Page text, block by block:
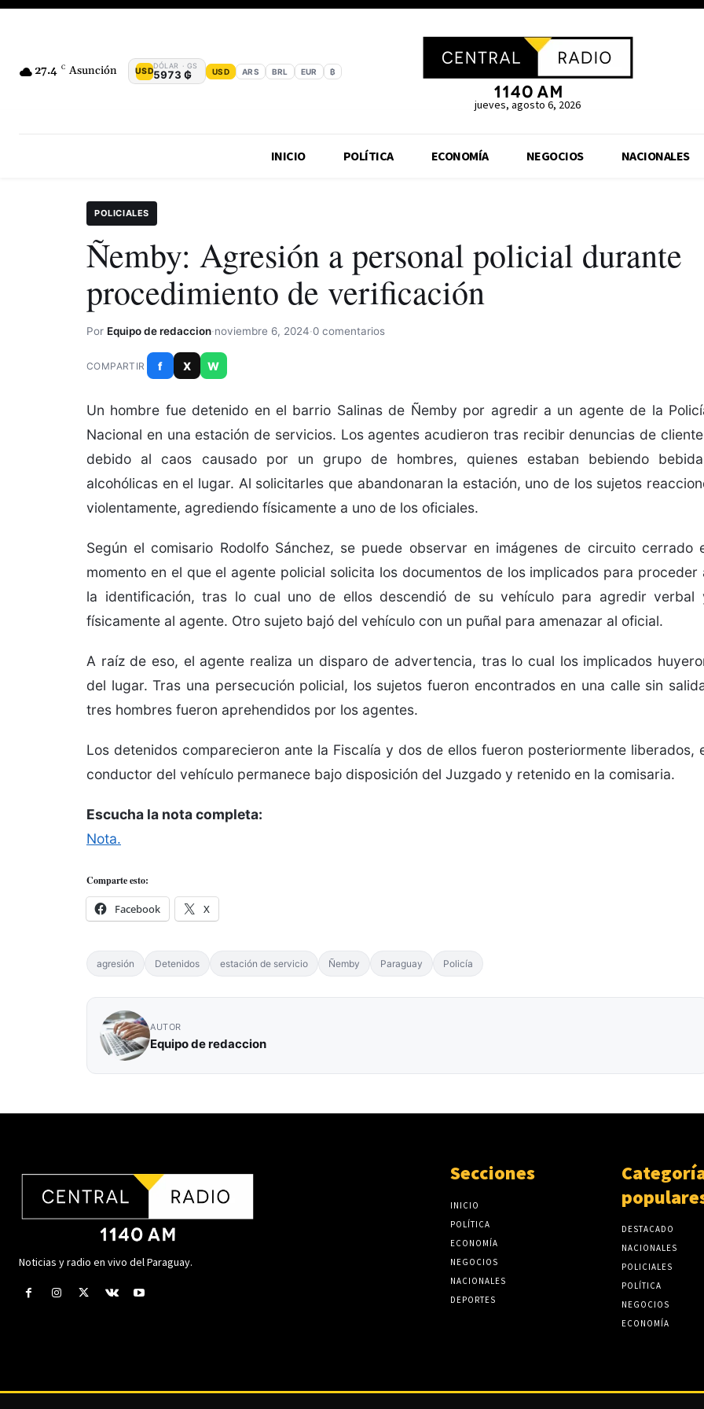
27.4 C Asunción USD
DÓLAR · GS
5973 ₲ USD ARS BRL EUR ₿
jueves, agosto 6, 2026
INICIO POLÍTICA ECONOMÍA NEGOCIOS NACIONALES
POLICIALES
Ñemby: Agresión a personal policial durante
procedimiento de verificación
Por Equipo de redaccion·noviembre 6, 2024·0 comentarios
COMPARTIR f X W
Un hombre fue detenido en el barrio Salinas de Ñemby por agredir a un agente de la
Nacional en una estación de servicios. Los agentes acudieron tras recibir denuncias de
debido al caos causado por un grupo de hombres, quienes estaban bebiendo
alcohólicas en el lugar. Al solicitarles que abandonaran la estación, uno de los sujetos
violentamente, agrediendo físicamente a uno de los oficiales.
Según el comisario Rodolfo Sánchez, se puede observar en imágenes de circuito cerrado
momento en el que el agente policial solicita los documentos de los implicados para proceder
la identificación, tras lo cual uno de ellos descendió de su vehículo para agredir verbal
físicamente al agente. Otro sujeto bajó del vehículo con un puñal para amenazar al oficial.
A raíz de eso, el agente realiza un disparo de advertencia, tras lo cual los implicados
del lugar. Tras una persecución policial, los sujetos fueron encontrados en una calle sin
tres hombres fueron aprehendidos por los agentes.
Los detenidos comparecieron ante la Fiscalía y dos de ellos fueron posteriormente liberados,
conductor del vehículo permanece bajo disposición del Juzgado y retenido en la comisaria.
Escucha la nota completa:
Nota.
Comparte esto:
Facebook X
agresión Detenidos estación de servicio Ñemby Paraguay Policía
AUTOR
Equipo de redaccion
Noticias y radio en vivo del Paraguay.
Secciones
INICIO
POLÍTICA
ECONOMÍA
NEGOCIOS
NACIONALES
DEPORTES
DESTACADO
NACIONALES
POLICIALES
POLÍTICA
NEGOCIOS
ECONOMÍA